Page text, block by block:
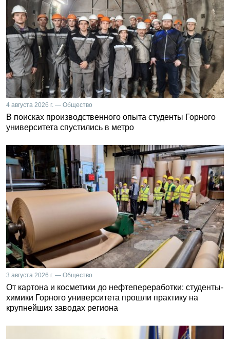
4 августа 2026 г. — Общество
В поисках производственного опыта студенты Горного
университета спустились в метро
3 августа 2026 г. — Общество
От картона и косметики до нефтепереработки: студенты-
химики Горного университета прошли практику на
крупнейших заводах региона